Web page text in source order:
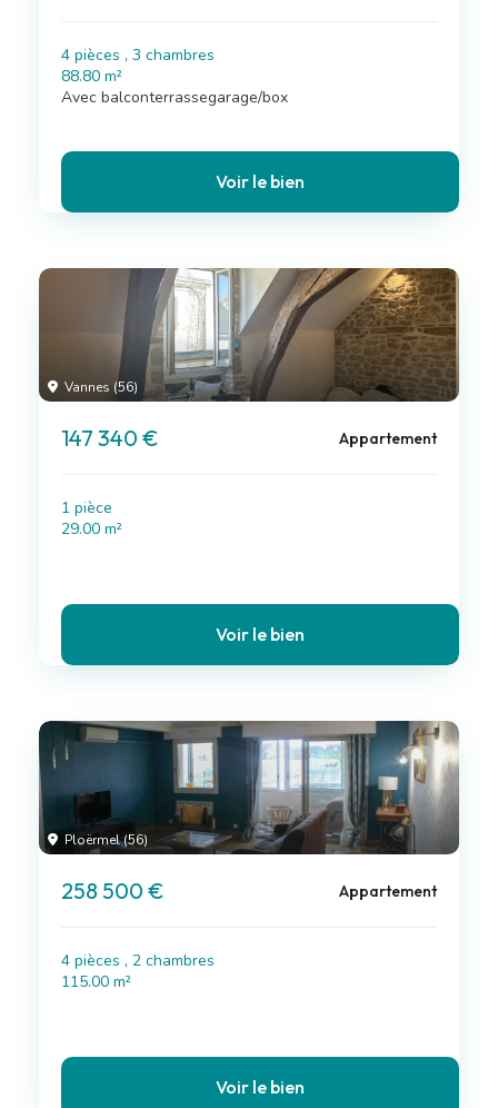
4 pièces , 3 chambres
88.80 m²
Avec balconterrassegarage/box
Voir le bien
Vannes (56)
147 340 € Appartement
1 pièce
29.00 m²
Voir le bien
Ploërmel (56)
258 500 € Appartement
4 pièces , 2 chambres
115.00 m²
Voir le bien